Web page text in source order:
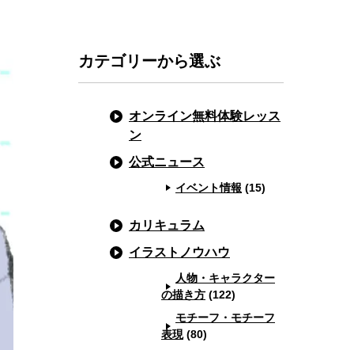
カテゴリーから選ぶ
オンライン無料体験レッス
ン
公式ニュース
イベント情報 (15)
カリキュラム
イラストノウハウ
人物・キャラクター
の描き方 (122)
モチーフ・モチーフ
表現(80)